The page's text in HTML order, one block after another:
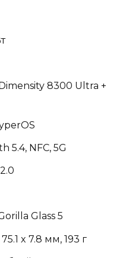
8300 Ultra +
5.4, NFC, 5G
Glass 5
x 7.8 мм, 193 г